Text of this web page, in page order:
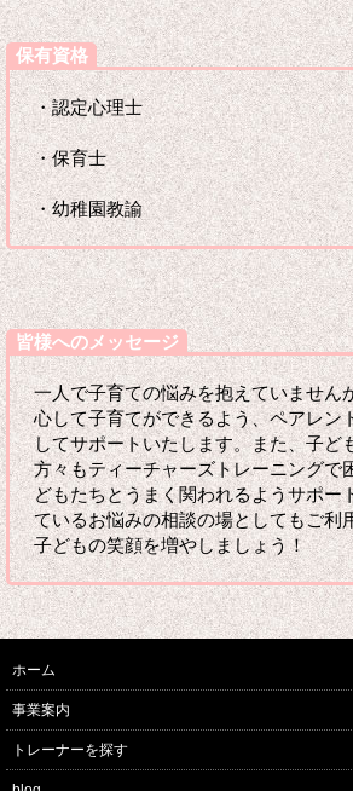
保有資格
・認定心理士
・保育士
・幼稚園教諭
皆様へのメッセージ
一人で子育ての悩みを抱えていません
心して子育てができるよう、ペアレン
してサポートいたします。また、子ど
方々もティーチャーズトレーニングで
どもたちとうまく関われるようサポー
ているお悩みの相談の場としてもご利
子どもの笑顔を増やしましょう！
ホーム
事業案内
トレーナーを探す